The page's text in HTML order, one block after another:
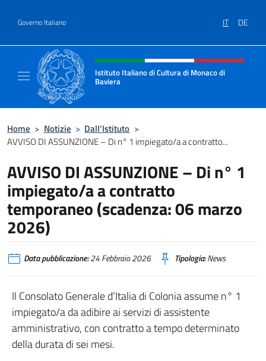
Governo Italiano IT DE
Intestazione sito, social e menù
Istituto Italiano di Cultura di Monaco di
Baviera
Home > Notizie > Dall’Istituto >
AVVISO DI ASSUNZIONE – Di n° 1 impiegato/a a contratto...
AVVISO DI ASSUNZIONE – Di n° 1
impiegato/a a contratto
temporaneo (scadenza: 06 marzo
2026)
Data pubblicazione:24 Febbraio 2026 Tipologia:News
Il Consolato Generale d’Italia di Colonia assume n° 1
impiegato/a da adibire ai servizi di assistente
amministrativo, con contratto a tempo determinato
della durata di sei mesi.